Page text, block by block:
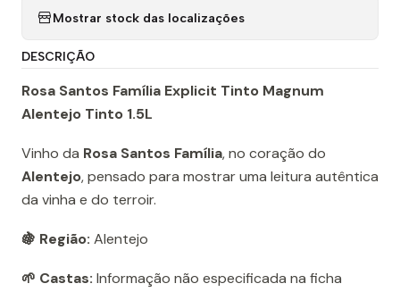
Mostrar stock das localizações
DESCRIÇÃO
Rosa Santos Família Explicit Tinto Magnum
Alentejo Tinto 1.5L
Vinho da Rosa Santos Família, no coração do
Alentejo, pensado para mostrar uma leitura autêntica
da vinha e do terroir.
🍇 Região: Alentejo
🌱 Castas: Informação não especificada na ficha